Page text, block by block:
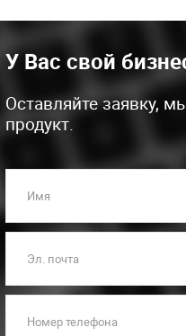
У Вас свой
Оставляйте заявку,
продукт.
Имя
Эл. почта
Номер телефона